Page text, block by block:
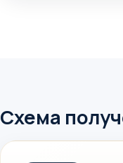
Схема